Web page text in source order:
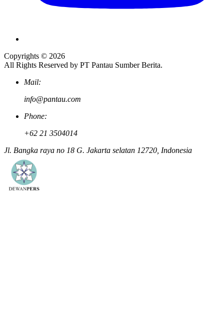
Copyrights © 2026
All Rights Reserved by PT Pantau Sumber Berita.
Mail:
info@pantau.com
Phone:
+62 21 3504014
Jl. Bangka raya no 18 G. Jakarta selatan 12720, Indonesia